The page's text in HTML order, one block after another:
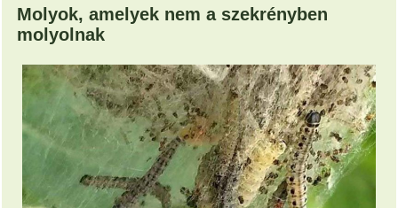
Molyok, amelyek nem a szekrényben
molyolnak